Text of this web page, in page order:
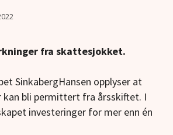
fra skattesjokket.
SinkabergHansen opplyser at
kan bli permittert fra årsskiftet. I
investeringer for mer enn én